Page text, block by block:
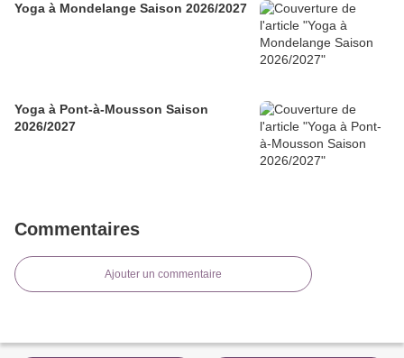
Yoga à Mondelange Saison 2026/2027
Yoga à Pont-à-Mousson Saison
2026/2027
Commentaires
Ajouter un commentaire